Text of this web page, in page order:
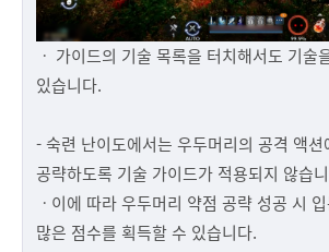
ㆍ 가이드의 기술 목록을 터치해서도 기술
있습니다.
- 숙련 난이도에서는 우두머리의 공격 액션
공략하도록 기술 가이드가 적용되지 않습
ㆍ이에 따라 우두머리 약점 공략 성공 시
많은 점수를 획득할 수 있습니다.